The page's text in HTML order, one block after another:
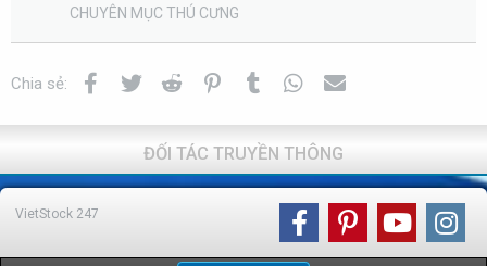
CHUYÊN MỤC THÚ CƯNG
Chia sẻ: Facebook
Twitter Reddit PinterestTumblr WhatsApp
ĐỐI TÁC TRUYỀN THÔNG
VietStock 247